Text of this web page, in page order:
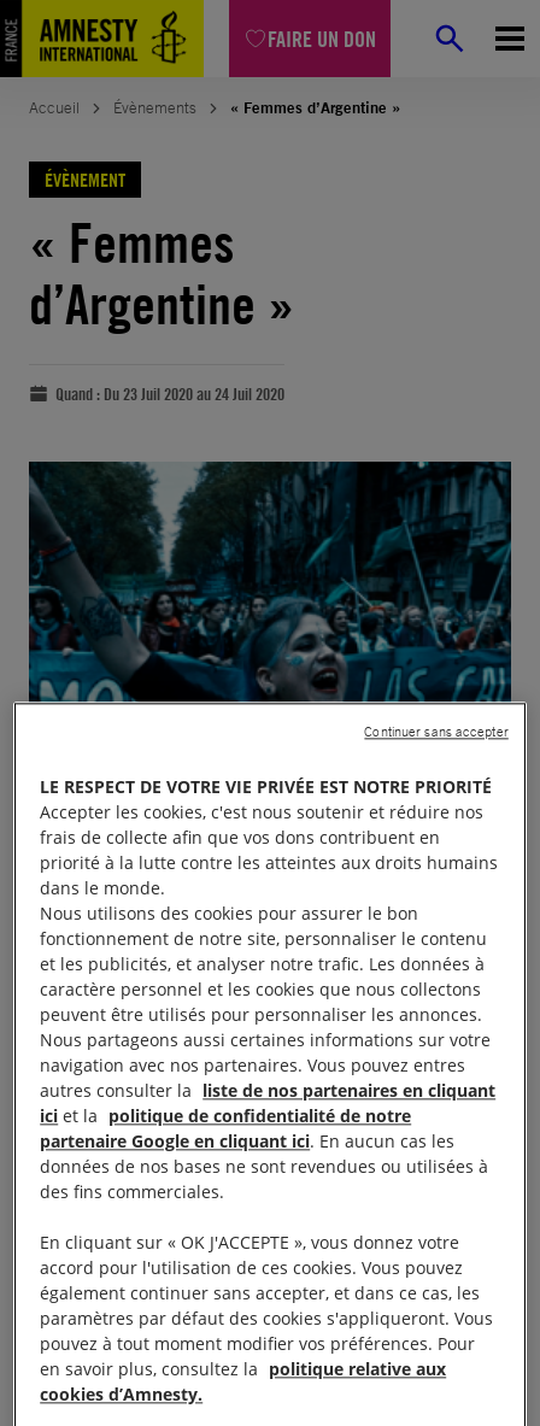
FAIRE UN DON
Accueil Évènements « Femmes d’Argentine »
ÉVÈNEMENT
« Femmes
d’Argentine »
Quand : Du 23 Juil 2020 au 24 Juil 2020
Depuis une vingtaine d’années, le groupe local
Amnesty International Nord Ouest Vendée est venu
épauler puis suppléer le groupe local Amnesty de
l’île d’Yeu lors de ses ventes de livres d’occasion
pendant la période estivale sur l’île.
Cette année 2020 exceptionnellement, les
circonstances sanitaires ne permettront pas au
groupe de perpétuer cette vente de livres.Cependant
quelques membres seront présents le vendredi 24 juillet
à 21 h au Ciné Islais pour présenter un film suivi d’un
LE RESPECT DE VOTRE VIE PRIVÉE EST NOTRE PRIORITÉ
Accepter les cookies, c'est nous soutenir et réduire nos
frais de collecte afin que vos dons contribuent en
priorité à la lutte contre les atteintes aux droits humains
dans le monde.
Nous utilisons des cookies pour assurer le bon
fonctionnement de notre site, personnaliser le contenu
et les publicités, et analyser notre trafic. Les données à
caractère personnel et les cookies que nous collectons
peuvent être utilisés pour personnaliser les annonces.
Nous partageons aussi certaines informations sur votre
navigation avec nos partenaires. Vous pouvez entres
autres consulter la liste de nos partenaires en cliquant
ici et la politique de confidentialité de notre
partenaire Google en cliquant ici. En aucun cas les
données de nos bases ne sont revendues ou utilisées à
des fins commerciales.
En cliquant sur « OK J'ACCEPTE », vous donnez votre
accord pour l'utilisation de ces cookies. Vous pouvez
également continuer sans accepter, et dans ce cas, les
paramètres par défaut des cookies s'appliqueront. Vous
pouvez à tout moment modifier vos préférences. Pour
en savoir plus, consultez la politique relative aux
cookies d’Amnesty.
Continuer sans accepter